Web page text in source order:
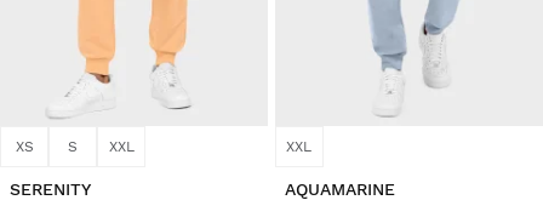
XS S XXL
SERENITY
XXL
AQUAMARINE